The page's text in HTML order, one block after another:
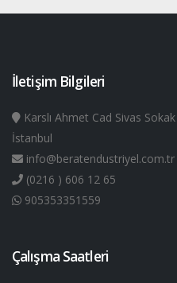
İletişim Bilgileri
Karslı Ahmet Cad Sivas
İstanbul
info@beratendustriyel.com.tr
(0216 ) 606 12 65
905353351559
Çalışma Saatleri